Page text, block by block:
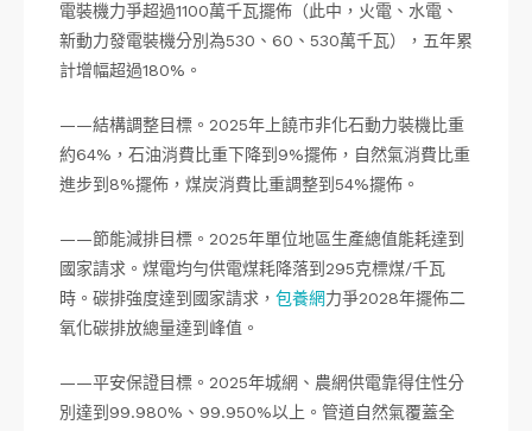
電裝機力爭超過1100萬千瓦擺佈（此中，火電、水電、
新動力發電裝機分別為530、60、530萬千瓦），五年累
計增幅超過180%。
——結構調整目標。2025年上饒市非化石動力裝機比重
約64%，石油消費比重下降到9%擺佈，自然氣消費比重
進步到8%擺佈，煤炭消費比重調整到54%擺佈。
——節能減排目標。2025年單位地區生產總值能耗達到
國家請求。煤電均勻供電煤耗降落到295克標煤/千瓦
時。碳排強度達到國家請求， 包養網力爭2028年擺佈二
氧化碳排放總量達到峰值。
——平安保證目標。2025年城網、農網供電靠得住性分
別達到99.980%、99.950%以上。管道自然氣覆蓋全